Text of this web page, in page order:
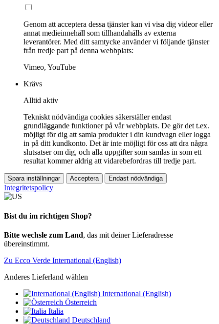
Genom att acceptera dessa tjänster kan vi visa dig videor eller
annat medieinnehåll som tillhandahålls av externa
leverantörer. Med ditt samtycke använder vi följande tjänster
från tredje part på denna webbplats:
Vimeo, YouTube
Krävs
Alltid aktiv
Tekniskt nödvändiga cookies säkerställer endast
grundläggande funktioner på vår webbplats. De gör det t.ex.
möjligt för dig att samla produkter i din kundvagn eller logga
in på ditt kundkonto. Det är inte möjligt för oss att dra några
slutsatser om dig, och alla uppgifter som samlas in som ett
resultat kommer aldrig att vidarebefordras till tredje part.
Spara inställningar Acceptera Endast nödvändiga
Integritetspolicy
Bist du im richtigen Shop?
Bitte wechsle zum Land, das mit deiner Lieferadresse
übereinstimmt.
Zu Ecco Verde International (English)
Anderes Lieferland wählen
International (English)
Österreich
Italia
Deutschland